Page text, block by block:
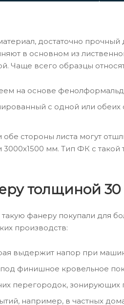
достаточно прочный
в основном из
Чаще всего образцы
на основе
с одной или обеих
стороны листа могут
мм. Тип ФК с
толщиной
фанеру покупали для
производств:
выдержит напор при
финишное кровельное
перегородок, зонирующих
например, в частных